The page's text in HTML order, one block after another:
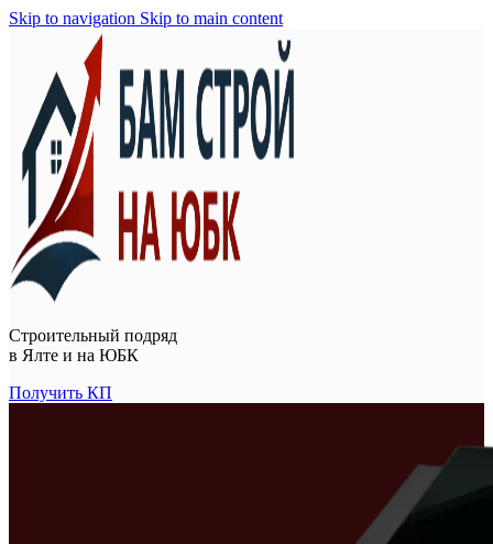
Skip to navigation Skip to main content
Строительный подряд
в Ялте и на ЮБК
Получить КП